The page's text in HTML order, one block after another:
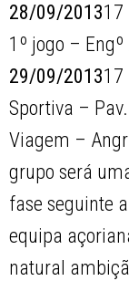
28/09/201317
1º jogo –
29/09/201317
Sportiva –
Viagem –
grupo será
fase seguinte
equipa
natural